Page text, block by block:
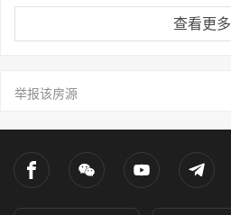
查看更多
举报该房源